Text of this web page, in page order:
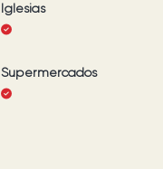
Iglesias
Supermercados